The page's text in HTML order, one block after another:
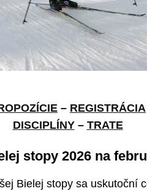
– REGISTRÁCIA
DISCIPLÍNY– TRATE
stopy 2026 na
Bielej stopy sa uskutoční